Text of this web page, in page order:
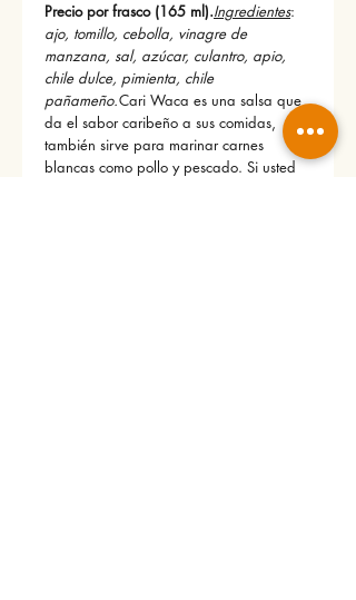
Precio por frasco (165 ml).Ingredientes:
ajo, tomillo, cebolla, vinagre de
manzana, sal, azúcar, culantro, apio,
chile dulce, pimienta, chile
pañameño.Cari Waca es una salsa que
da el sabor caribeño a sus comidas,
también sirve para marinar carnes
blancas como pollo y pescado. Si usted